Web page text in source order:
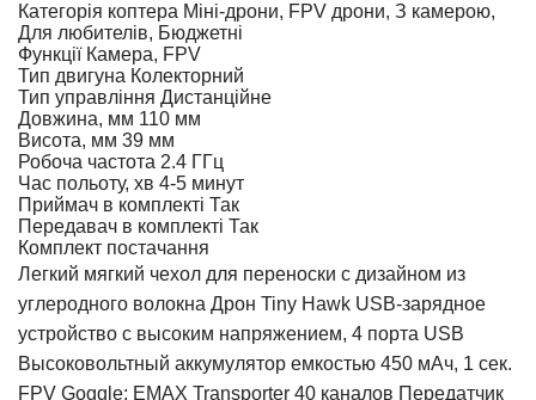
Категорія коптера Міні-дрони, FPV дрони, З камерою,
Для любителів, Бюджетні
Функції Камера, FPV
Тип двигуна Колекторний
Тип управління Дистанційне
Довжина, мм 110 мм
Висота, мм 39 мм
Робоча частота 2.4 ГГц
Час польоту, хв 4-5 минут
Приймач в комплекті Так
Передавач в комплекті Так
Комплект постачання
Легкий мягкий чехол для переноски с дизайном из
углеродного волокна Дрон Tiny Hawk USB-зарядное
устройство с высоким напряжением, 4 порта USB
Высоковольтный аккумулятор емкостью 450 мАч, 1 сек.
FPV Goggle: EMAX Transporter 40 каналов Передатчик